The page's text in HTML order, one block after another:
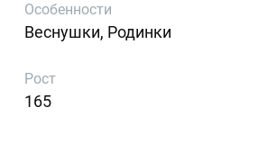
Особенности
Веснушки, Родинки
Рост
165